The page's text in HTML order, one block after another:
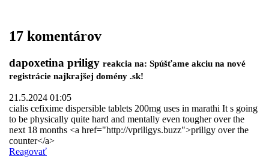
17 komentárov
dapoxetina priligy reakcia na: Spúšťame akciu na nové
registrácie najkrajšej domény .sk!
21.5.2024 01:05
cialis cefixime dispersible tablets 200mg uses in marathi It s going
to be physically quite hard and mentally even tougher over the
next 18 months <a href="http://vpriligys.buzz">priligy over the
counter</a>
Reagovať